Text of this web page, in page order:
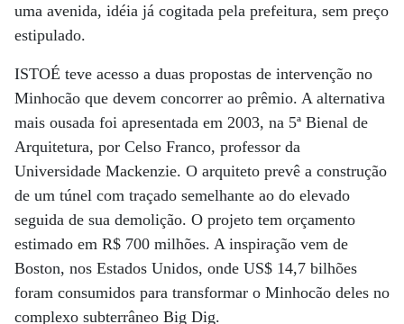
uma avenida, idéia já cogitada pela prefeitura, sem preço
estipulado.
ISTOÉ teve acesso a duas propostas de intervenção no
Minhocão que devem concorrer ao prêmio. A alternativa
mais ousada foi apresentada em 2003, na 5ª Bienal de
Arquitetura, por Celso Franco, professor da
Universidade Mackenzie. O arquiteto prevê a construção
de um túnel com traçado semelhante ao do elevado
seguida de sua demolição. O projeto tem orçamento
estimado em R$ 700 milhões. A inspiração vem de
Boston, nos Estados Unidos, onde US$ 14,7 bilhões
foram consumidos para transformar o Minhocão deles no
complexo subterrâneo Big Dig.